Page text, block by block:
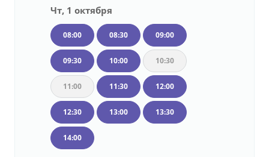
Чт, 1 октября
08:00 08:30 09:00
09:30 10:00 10:30
11:00 11:30 12:00
12:30 13:00 13:30
14:00